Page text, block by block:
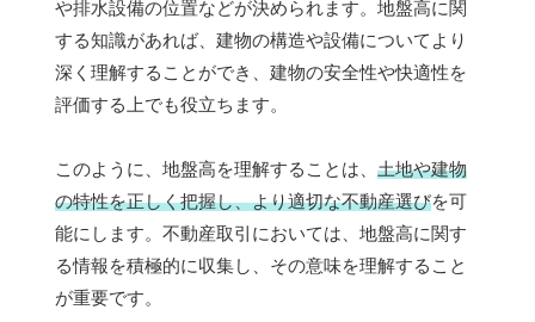
や排水設備の位置などが決められます。地盤高に関
する知識があれば、建物の構造や設備についてより
深く理解することができ、建物の安全性や快適性を
評価する上でも役立ちます。
このように、地盤高を理解することは、 土地や建物
の特性を正しく把握し、より適切な不動産選びを可
能にします。不動産取引においては、地盤高に関す
る情報を積極的に収集し、その意味を理解すること
が重要です。